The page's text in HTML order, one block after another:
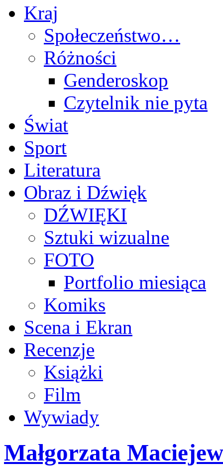
Kraj
Społeczeństwo…
Różności
Genderoskop
Czytelnik nie pyta
Świat
Sport
Literatura
Obraz i Dźwięk
DŹWIĘKI
Sztuki wizualne
FOTO
Portfolio miesiąca
Komiks
Scena i Ekran
Recenzje
Książki
Film
Wywiady
Małgorzata